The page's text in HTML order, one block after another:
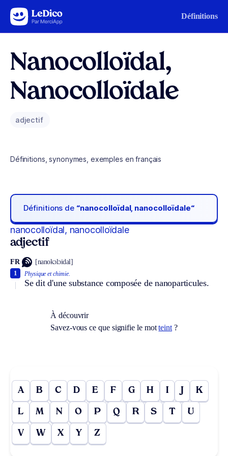
Aller au contenu Définitions
Nanocolloïdal,
Nanocolloïdale
adjectif
Définitions, synonymes, exemples en français
Définitions de “nanocolloïdal, nanocolloïdale“
nanocolloïdal, nanocolloïdale
adjectif
FR [nanokɔlɔidal]
Physique et chimie.
Se dit d'une substance composée de nanoparticules.
1
À découvrir
Savez-vous ce que signifie le motteint ?
A B C D E F G H I J K
L M N O P Q R S T U
V W X Y Z